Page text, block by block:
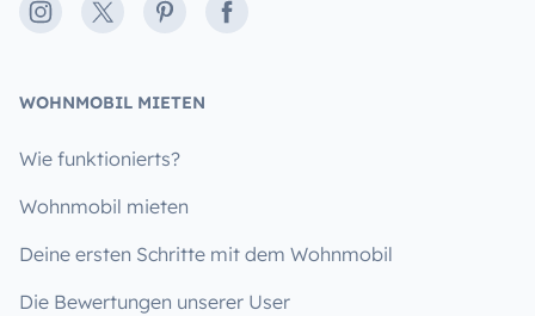
Instagram
X PinterestFacebook
WOHNMOBIL MIETEN
Wie funktionierts?
Wohnmobil mieten
Deine ersten Schritte mit dem Wohnmobil
Die Bewertungen unserer User